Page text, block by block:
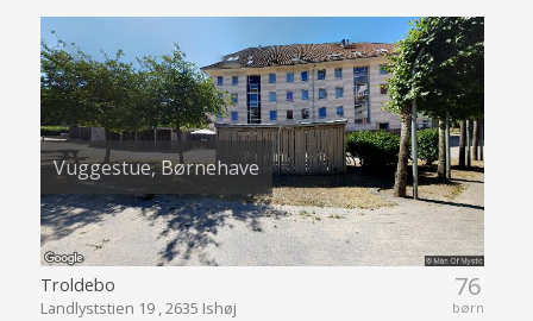
Vuggestue, Børnehave
76
børn
Troldebo
Landlyststien 19 , 2635 Ishøj